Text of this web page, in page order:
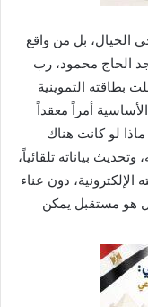
بل من واقع
الحاج محمود، رب
بطاقته التموينية
أمراً معقداً
لو كانت هناك
بياناته تلقائياً،
دون عناء
هو مستقبل يمكن